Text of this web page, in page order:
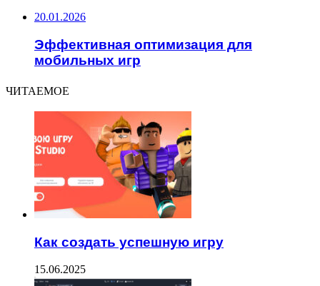
20.01.2026
Эффективная оптимизация для
мобильных игр
ЧИТАЕМОЕ
Как создать успешную игру
15.06.2025